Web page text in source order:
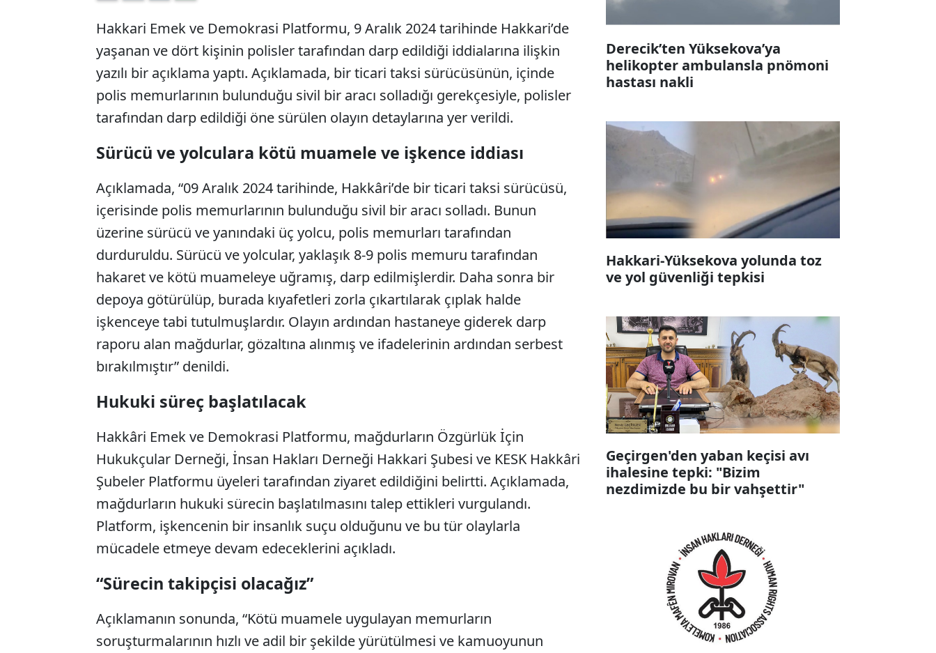
Hakkari Emek ve Demokrasi Platformu, 9 Aralık 2024 tarihinde Hakkari’de
yaşanan ve dört kişinin polisler tarafından darp edildiği iddialarına ilişkin
yazılı bir açıklama yaptı. Açıklamada, bir ticari taksi sürücüsünün, içinde
polis memurlarının bulunduğu sivil bir aracı solladığı gerekçesiyle, polisler
tarafından darp edildiği öne sürülen olayın detaylarına yer verildi.
Sürücü ve yolculara kötü muamele ve işkence iddiası
Açıklamada, “09 Aralık 2024 tarihinde, Hakkâri’de bir ticari taksi sürücüsü,
içerisinde polis memurlarının bulunduğu sivil bir aracı solladı. Bunun
üzerine sürücü ve yanındaki üç yolcu, polis memurları tarafından
durduruldu. Sürücü ve yolcular, yaklaşık 8-9 polis memuru tarafından
hakaret ve kötü muameleye uğramış, darp edilmişlerdir. Daha sonra bir
depoya götürülüp, burada kıyafetleri zorla çıkartılarak çıplak halde
işkenceye tabi tutulmuşlardır. Olayın ardından hastaneye giderek darp
raporu alan mağdurlar, gözaltına alınmış ve ifadelerinin ardından serbest
bırakılmıştır” denildi.
Hukuki süreç başlatılacak
Hakkâri Emek ve Demokrasi Platformu, mağdurların Özgürlük İçin
Hukukçular Derneği, İnsan Hakları Derneği Hakkari Şubesi ve KESK Hakkâri
Şubeler Platformu üyeleri tarafından ziyaret edildiğini belirtti. Açıklamada,
mağdurların hukuki sürecin başlatılmasını talep ettikleri vurgulandı.
Platform, işkencenin bir insanlık suçu olduğunu ve bu tür olaylarla
mücadele etmeye devam edeceklerini açıkladı.
“Sürecin takipçisi olacağız”
Açıklamanın sonunda, “Kötü muamele uygulayan memurların
soruşturmalarının hızlı ve adil bir şekilde yürütülmesi ve kamuoyunun
Derecik’ten Yüksekova’ya
helikopter ambulansla pnömoni
hastası nakli
Hakkari-Yüksekova yolunda toz
ve yol güvenliği tepkisi
Geçirgen'den yaban keçisi avı
ihalesine tepki: "Bizim
nezdimizde bu bir vahşettir"